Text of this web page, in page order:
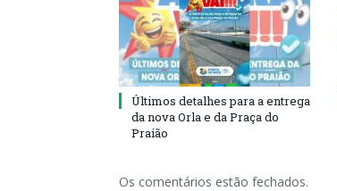
Últimos detalhes para a entrega
da nova Orla e da Praça do
Praião
Os comentários estão fechados.